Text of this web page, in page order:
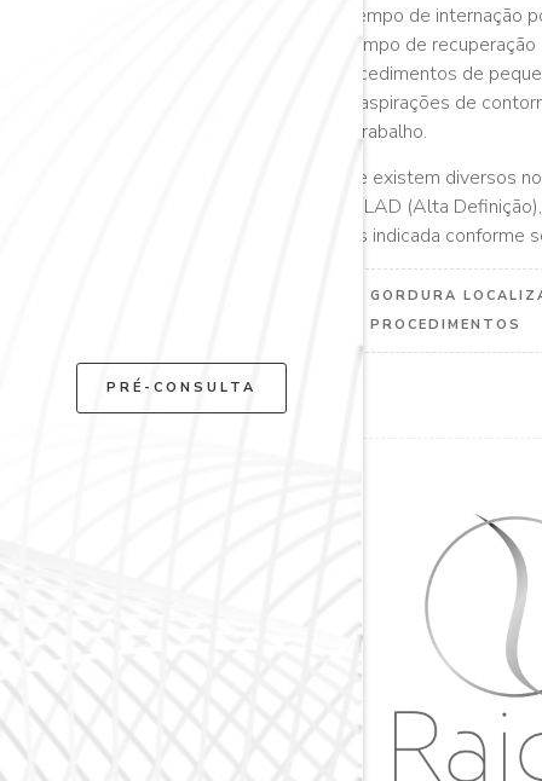
PRÉ-CONSULTA
O tempo de internação
o tempo de
Procedimentos de
lipoaspirações de
ao trabalho.
Hoje existem diversos
LipoLAD (Alta
mais indicada
GORDURA
PROCEDIMENTOS